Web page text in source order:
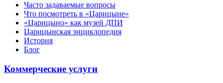
Часто задаваемые вопросы
Что посмотреть в «Царицыне»
«Царицыно» как музей ДПИ
Царицынская энциклопедия
История
Блог
Коммерческие услуги